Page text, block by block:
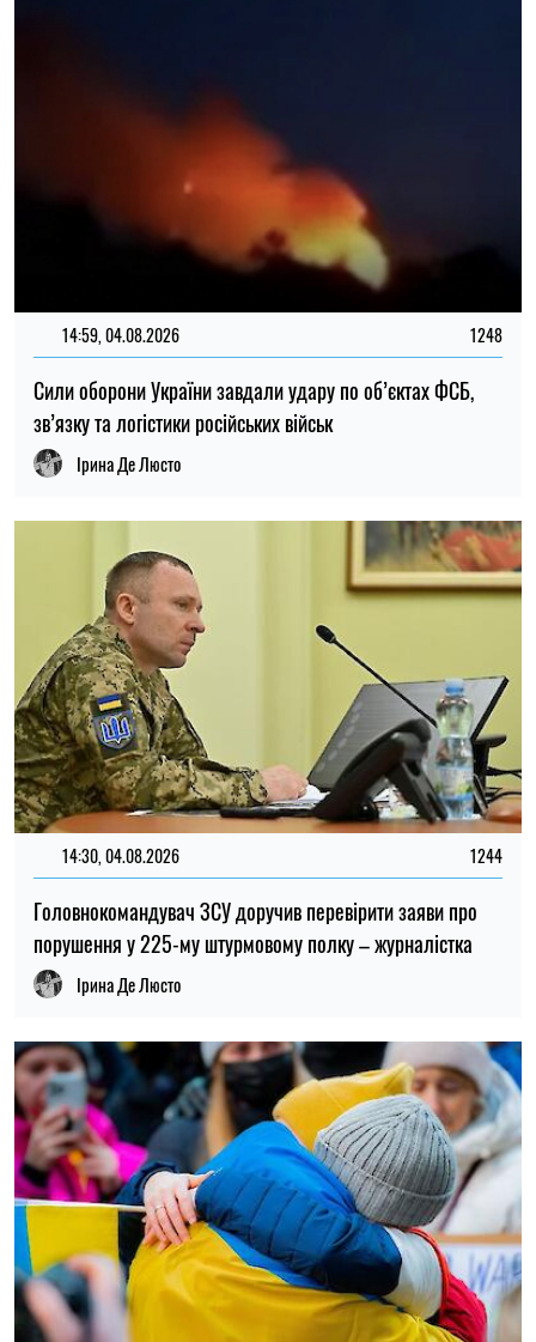
22:30, 23.07.2026 5097
Українцям виплатять до 37 800 грн: хто може отримати
нову допомогу від «Карітасу»
Олена Ткаліч
22:00, 23.07.2026 4552
Вчені знайшли спосіб виявляти 90 % випадків раку
підшлункової залози на ранній стадії
Олена Расенко